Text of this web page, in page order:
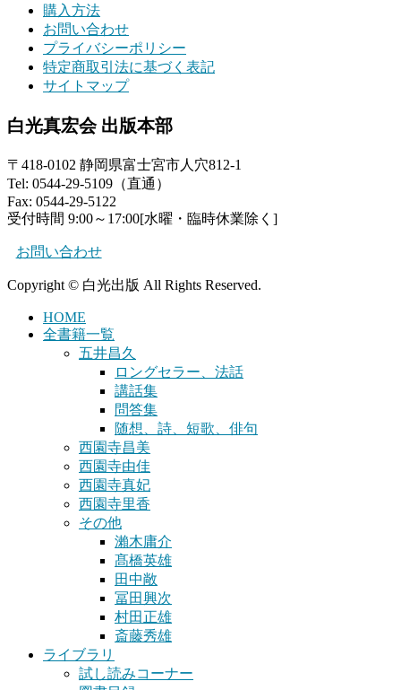
購入方法
お問い合わせ
プライバシーポリシー
特定商取引法に基づく表記
サイトマップ
白光真宏会 出版本部
〒418-0102 静岡県富士宮市人穴812-1
Tel: 0544-29-5109（直通）
Fax: 0544-29-5122
受付時間 9:00～17:00[水曜・臨時休業除く]
お問い合わせ
Copyright © 白光出版 All Rights Reserved.
HOME
全書籍一覧
五井昌久
ロングセラー、法話
講話集
問答集
随想、詩、短歌、俳句
西園寺昌美
西園寺由佳
西園寺真妃
西園寺里香
その他
瀨木庸介
髙橋英雄
田中敞
冨田興次
村田正雄
斎藤秀雄
ライブラリ
試し読みコーナー